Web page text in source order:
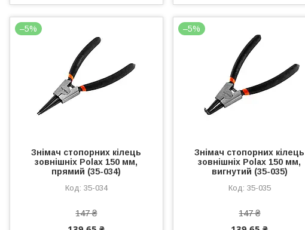
–5%
Знімач стопорних кілець
зовнішніх Polax 150 мм,
прямий (35-034)
35-034
147 ₴
–5%
Знімач стопорних кілець
зовнішніх Polax 150 мм,
вигнутий (35-035)
35-035
147 ₴